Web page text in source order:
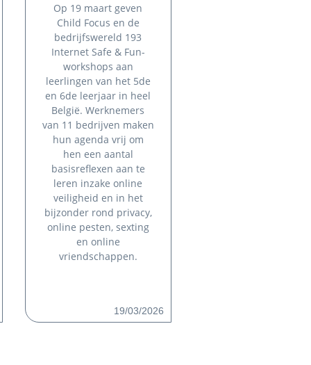
Op 19 maart geven
Child Focus en de
bedrijfswereld 193
Internet Safe & Fun-
workshops aan
leerlingen van het 5de
en 6de leerjaar in heel
België. Werknemers
van 11 bedrijven maken
hun agenda vrij om
hen een aantal
basisreflexen aan te
leren inzake online
veiligheid en in het
bijzonder rond privacy,
online pesten, sexting
en online
vriendschappen.
19/03/2026